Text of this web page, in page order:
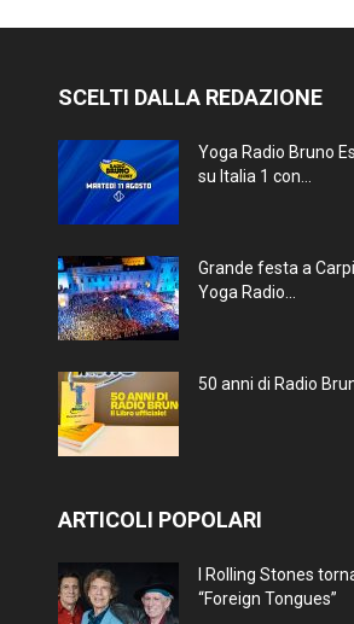
SCELTI DALLA REDAZIONE
Yoga Radio Bruno
su Italia 1 con...
Grande festa a
Yoga Radio...
50 anni di Radio
ARTICOLI POPOLARI
I Rolling Stones
“Foreign Tongues”